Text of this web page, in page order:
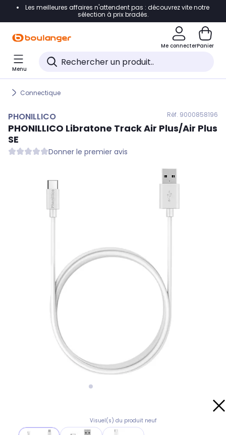
Accéder directement à la navigation
Accéder directement au pied de page
Accéder directement au chatbot
Les meilleures affaires n'attendent pas : découvrez vite notre
sélection à prix bradés.
Me connecterPanier
Menu
Connectique
PHONILLICO Réf. 9000858196
PHONILLICO Libratone Track Air Plus/Air Plus
SE
Donner le premier avis
Visuel(s) du produit neuf